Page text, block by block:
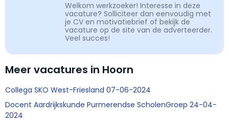
Welkom werkzoeker! Interesse in deze
vacature? Solliciteer dan eenvoudig met
je CV en motivatiebrief of bekijk de
vacature op de site van de adverteerder.
Veel succes!
Meer vacatures in Hoorn
Collega SKO West-Friesland 07-06-2024
Docent Aardrijkskunde Purmerendse ScholenGroep 24-04-
2024